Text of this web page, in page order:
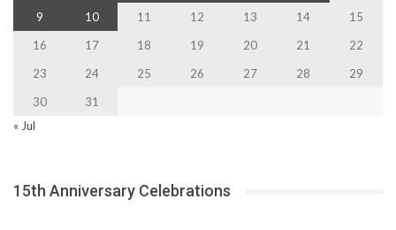
9
10 11 12 13 14
15
16
17 18 19 20 21
22
23
24 25 26 27 28
29
30
31
« Jul
15th Anniversary Celebrations